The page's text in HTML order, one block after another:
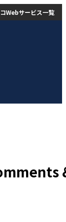
Webサービス一覧